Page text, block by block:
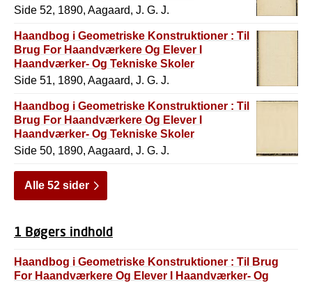
Side 52, 1890, Aagaard, J. G. J.
Haandbog i Geometriske Konstruktioner : Til
Brug For Haandværkere Og Elever I
Haandværker- Og Tekniske Skoler
Side 51, 1890, Aagaard, J. G. J.
Haandbog i Geometriske Konstruktioner : Til
Brug For Haandværkere Og Elever I
Haandværker- Og Tekniske Skoler
Side 50, 1890, Aagaard, J. G. J.
Alle 52 sider
1 Bøgers indhold
Haandbog i Geometriske Konstruktioner : Til Brug
For Haandværkere Og Elever I Haandværker- Og